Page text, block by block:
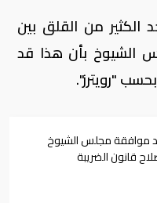
الكثير من القلق بين
الشيوخ بأن هذا قد
"رويترز".
موافقة مجلس الشيوخ
قانون الضريبة